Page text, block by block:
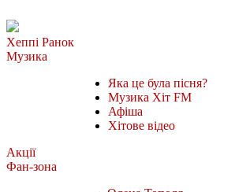
Хеппі Ранок
Музика
Яка це була пісня?
Музика Хіт FM
Афіша
Хітове відео
Акції
Фан-зона